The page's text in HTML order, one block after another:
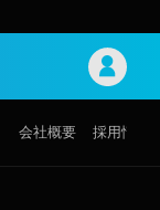
会社概要 採用情報